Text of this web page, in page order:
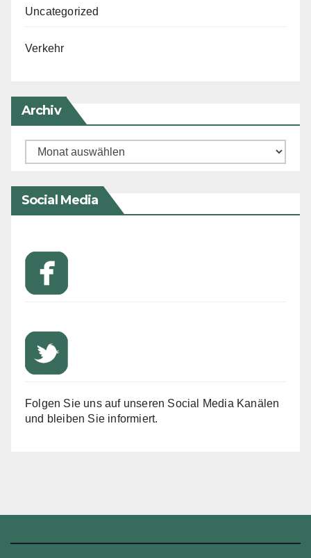
Uncategorized
Verkehr
Archiv
Archiv
Social Media
Folgen Sie uns auf unseren Social Media Kanälen
und bleiben Sie informiert.